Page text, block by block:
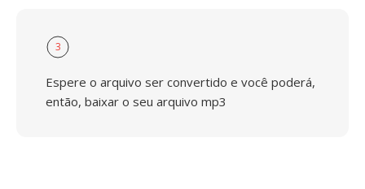
3
Espere o arquivo ser convertido e você poderá,
então, baixar o seu arquivo mp3